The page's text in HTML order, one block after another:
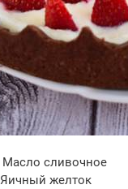
Масло сливочное
Яичный желток